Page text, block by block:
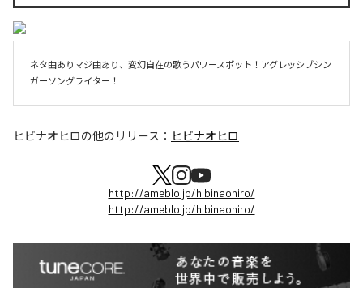
ネタ曲ありマジ曲あり、変幻自在の歌うパワースポット！アグレッシブシン
ガーソングライター！
ヒビナオヒロの他のリリース： ヒビナオヒロ
http://ameblo.jp/hibinaohiro/
http://ameblo.jp/hibinaohiro/